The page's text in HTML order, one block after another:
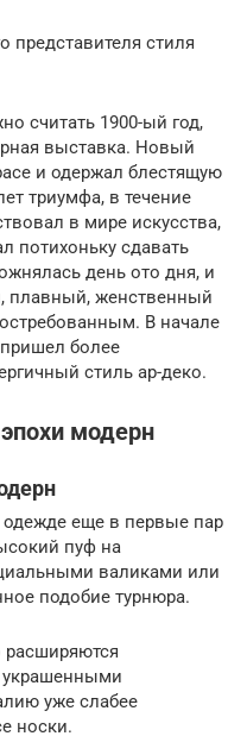
представителя стиля
считать 1900-ый год,
выставка. Новый
и одержал блестящую
триумфа, в течение
в мире искусства,
потихоньку сдавать
день ото дня, и
плавный, женственный
В начале
более
стиль ар-деко.
модерн
еще в первые пар
пуф на
валиками или
подобие турнюра.
расширяются
уже слабее
носки.